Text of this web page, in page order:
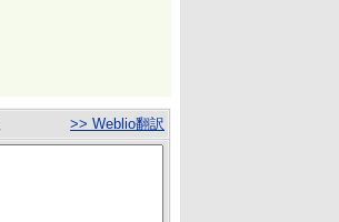
>> Weblio翻訳